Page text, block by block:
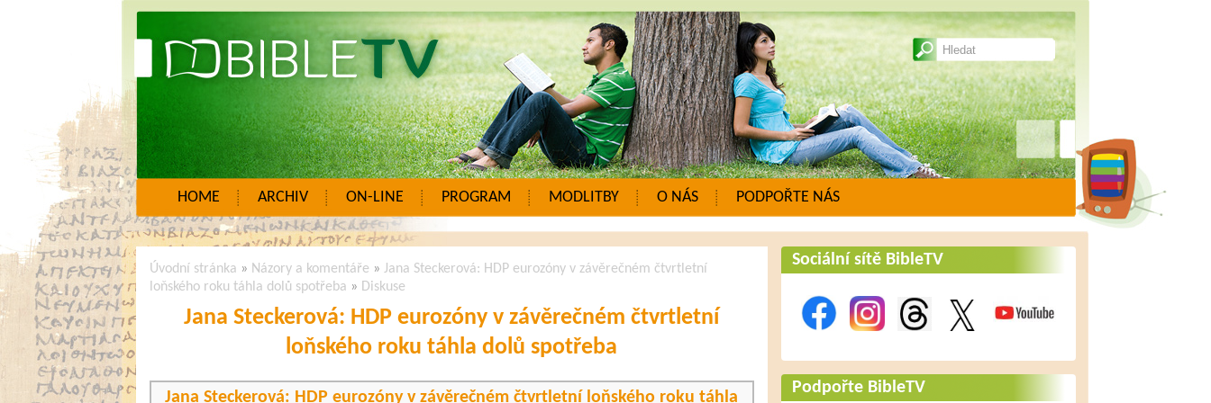
HOME ARCHIV ON-LINE PROGRAM MODLITBY O NÁS PODPOŘTE NÁS
Úvodní stránka » Názory a komentáře » Jana Steckerová: HDP eurozóny v závěrečném čtvrtletní
loňského roku táhla dolů spotřeba » Diskuse
Jana Steckerová: HDP eurozóny v závěrečném čtvrtletní
loňského roku táhla dolů spotřeba
Jana Steckerová: HDP eurozóny v závěrečném čtvrtletní loňského roku táhla
Sociální sítě BibleTV
Podpořte BibleTV